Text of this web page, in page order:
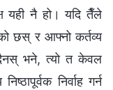
यही नै हो। यदि तैँले
छस् र आफ्नो कर्तव्य
भने, त्यो त केवल
निर्वाह गर्न